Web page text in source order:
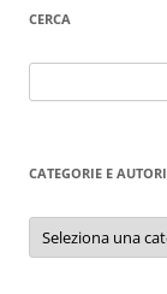
CERCA
per:
CATEGORIE E AUTORI
Categorie
autori